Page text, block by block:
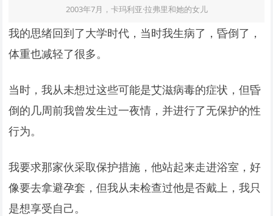
2003年7月，卡玛利亚·拉弗里和她的女儿
我的思绪回到了大学时代，当时我生病了，昏倒了，
体重也减轻了很多。
当时，我从未想过这些可能是艾滋病毒的症状，但昏
倒的几周前我曾发生过一夜情，并进行了无保护的性
行为。
我要求那家伙采取保护措施，他站起来走进浴室，好
像要去拿避孕套，但我从未检查过他是否戴上，我只
是想享受自己。